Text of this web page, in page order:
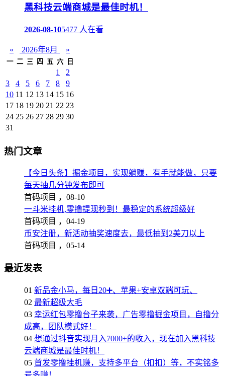
黑科技云端商城是最佳时机！
2026-08-105477 人在看
« 2026年8月 »
一 二 三 四 五 六 日
1
2
3
4 5 6 7 8
9
10 11 12 13 14 15 16
17 18 19 20 21 22 23
24 25 26 27 28 29 30
31
热门文章
【今日头条】掘金项目，实现躺赚，有手就能做，只要
每天抽几分钟发布即可
首码项目 ， 08-10
一斗米挂机,零撸提现秒到！最稳定的系统超级好
首码项目 ， 04-19
币安注册，新活动抽奖速度去，最低抽到2美刀以上
首码项目 ， 05-14
最近发表
01 新品金小马，每日20➕、苹果+安卓双端可玩、
02 最新超级大毛
03 幸运红包零撸台子来袭，广告零撸掘金项目，自撸分
成高，团队模式好！
04 想通过抖音实现月入7000+的收入，现在加入黑科技
云端商城是最佳时机！
05 首发零撸挂机赚，支持多平台（扣扣）等，不实铭多